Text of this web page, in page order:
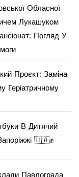
Обласної
Лукашуком
Погляд У
Проєкт: Заміна
Геріатричному
В Дитячий
🇺🇦✊
Павлограда